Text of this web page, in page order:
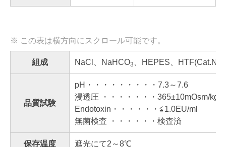
組成 NaCl、NaHCO3 、HEPES、
品質試験
pH・・・・・・・・・7.3～7.6
浸透圧 ・・・・・・・365±10mOsm/kg
Endotoxin・・・・・・≦1.0EU/ml
無菌検査 ・・・・・・検査済
保存温度 遮光にて2～8℃